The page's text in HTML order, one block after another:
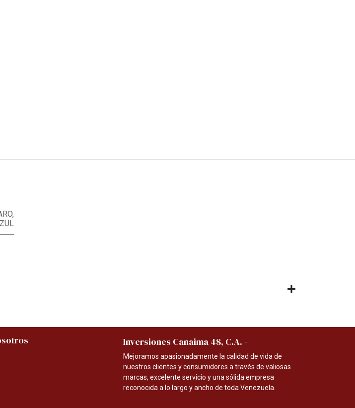
,
Inversiones Canaima 48, C.A. -
Mejoramos apasionadamente la calidad de vida de
nuestros clientes y consumidores a través de valiosas
marcas, excelente servicio y una sólida empresa
reconocida a lo largo y ancho de toda Venezuela.